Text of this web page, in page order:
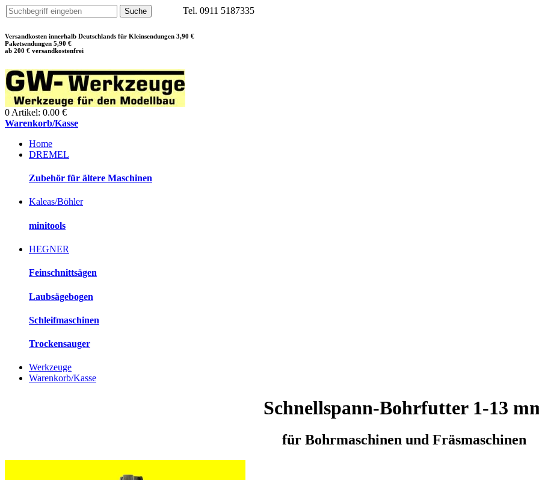
Tel. 0911 5187335
Versandkosten innerhalb Deutschlands für Kleinsendungen 3,90 €
Paketsendungen 5,90 €
ab 200 € versandkostenfrei
0 Artikel: 0.00 €
Warenkorb/Kasse
Home
DREMEL
Zubehör für ältere Maschinen
Kaleas/Böhler
minitools
HEGNER
Feinschnittsägen
Laubsägebogen
Schleifmaschinen
Trockensauger
Werkzeuge
Warenkorb/Kasse
Schnellspann-Bohrfutter 1-13
für Bohrmaschinen und Fräsmaschinen